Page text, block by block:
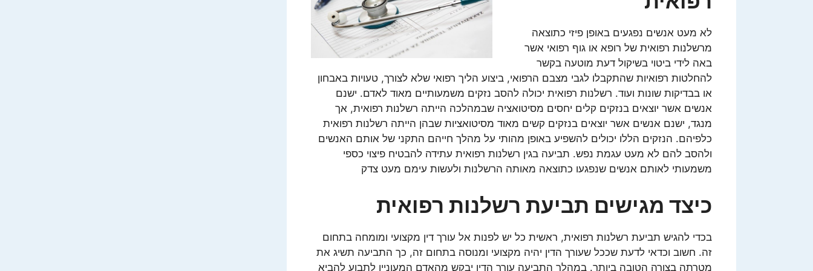
לא מעט אנשים נפגעים באופן פיזי כתוצאה
מרשלנות רפואית של רופא או גוף רפואי אשר
באה לידי ביטוי בשיקול דעת מוטעה בקשר
להחלטות רפואיות שהתקבלו לגבי מצבם הרפואי, ביצוע הליך רפואי שלא לצורך, טעויות באבחון
או בבדיקות שונות ועוד. רשלנות רפואית יכולה להסב נזקים משמעותיים מאוד לאדם. ישנם
אנשים אשר יוצאים בנזקים קלים יחסים מסיטואציה שבמהלכה הייתה רשלנות רפואית, אך
מנגד, ישנם אנשים אשר יוצאים בנזקים קשים מאוד מסיטואציות שבהן הייתה רשלנות רפואית
כלפיהם. הנזקים הללו יכולים להשפיע באופן מהותי על מהלך חייהם התקני של אותם האנשים
ולהסב להם לא מעט עגמת נפש. תביעה בגין רשלנות רפואית עתידה להבטיח פיצוי כספי
משמעותי לאותם אנשים שנפגעו כתוצאה מאותה הרשלנות ולעשות עימם מעט צדק
כיצד מגישים תביעת רשלנות רפואית
בכדי להגיש תביעת רשלנות רפואית, ראשית כל יש לפנות אל עורך דין מקצועי ומומחה בתחום
זה. חשוב וכדאי לדעת שככל שעורך הדין יהיה מקצועי ומנוסה בתחום זה, כך התביעה תשיג את
מטרתה בצורה הטובה ביותר. במהלך התביעה עורך הדין יבקש מהאדם המעוניין לתבוע להביא